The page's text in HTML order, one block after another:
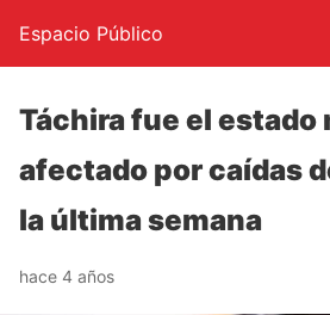
Espacio Público
Táchira fue el estado
afectado por caídas
la última semana
hace 4 años